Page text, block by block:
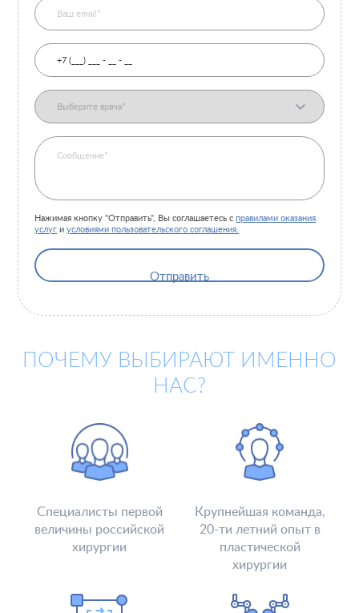
Нажимая кнопку "Отправить", Вы соглашаетесь справилами оказания
услуг иусловиями пользовательского соглашения.
Отправить
ПОЧЕМУ ВЫБИРАЮТ ИМЕННО
НАС?
Специалисты первой
величины российской
хирургии
Крупнейшая команда,
20-ти летний опыт в
пластической
хирургии